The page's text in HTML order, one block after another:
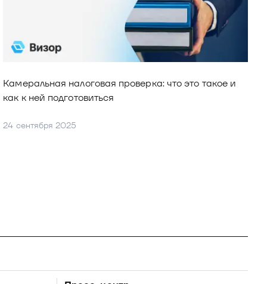
Камеральная налоговая проверка: что это такое и
как к ней подготовиться
24 сентября 2025